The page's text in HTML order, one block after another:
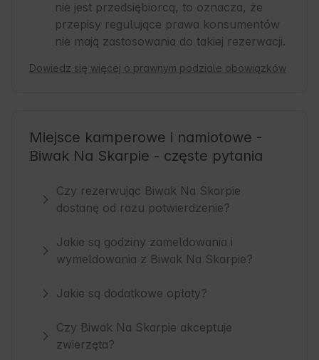
nie jest przedsiębiorcą, to oznacza, że
przepisy regulujące prawa konsumentów
nie mają zastosowania do takiej rezerwacji.
Dowiedz się więcej o prawnym podziale obowiązków
Miejsce kamperowe i namiotowe -
Biwak Na Skarpie - częste pytania
Czy rezerwując Biwak Na Skarpie
dostanę od razu potwierdzenie?
Jakie są godziny zameldowania i
wymeldowania z Biwak Na Skarpie?
Jakie są dodatkowe opłaty?
Czy Biwak Na Skarpie akceptuje
zwierzęta?